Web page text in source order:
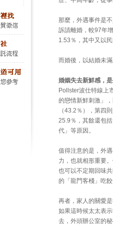
那麼，外遇事件是
訴請離婚，較97年
1.53％，其中又以
而婚後，以結婚未
婚姻失去新鮮感，
Pollster波仕特線上
的戀情新鮮刺激」
（43.2％），第四
25.9％，其餘還包
代」等原因。
值得注意的是，外
力，也就相形重要
也可以不定期回味
的「龍門客棧」吃
再者，家人的關愛
如果這時候太太表
去，外頭辦公室的